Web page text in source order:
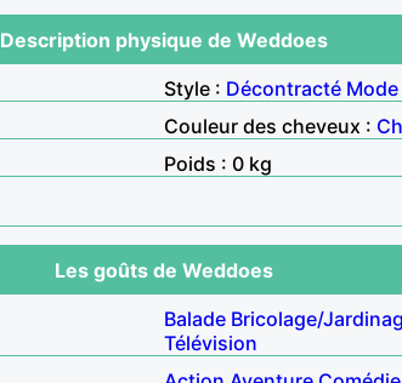
Description physique de Weddoes
Style : Décontracté Mode
Couleur des cheveux :
Poids : 0 kg
Les goûts de Weddoes
Balade Bricolage/
Télévision